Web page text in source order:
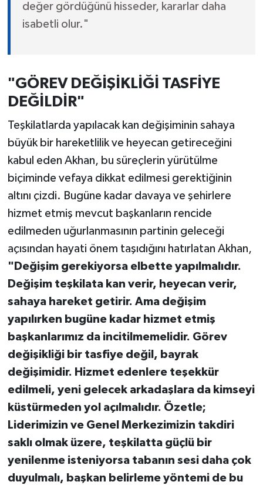
değer gördüğünü hisseder, kararlar daha
isabetli olur."
"GÖREV DEĞİŞİKLİĞİ TASFİYE
DEĞİLDİR"
Teşkilatlarda yapılacak kan değişiminin sahaya
büyük bir hareketlilik ve heyecan getireceğini
kabul eden Akhan, bu süreçlerin yürütülme
biçiminde vefaya dikkat edilmesi gerektiğinin
altını çizdi. Bugüne kadar davaya ve şehirlere
hizmet etmiş mevcut başkanların rencide
edilmeden uğurlanmasının partinin geleceği
açısından hayati önem taşıdığını hatırlatan Akhan,
"Değişim gerekiyorsa elbette yapılmalıdır.
Değişim teşkilata kan verir, heyecan verir,
sahaya hareket getirir. Ama değişim
yapılırken bugüne kadar hizmet etmiş
başkanlarımız da incitilmemelidir. Görev
değişikliği bir tasfiye değil, bayrak
değişimidir. Hizmet edenlere teşekkür
edilmeli, yeni gelecek arkadaşlara da kimseyi
küstürmeden yol açılmalıdır. Özetle;
Liderimizin ve Genel Merkezimizin takdiri
saklı olmak üzere, teşkilatta güçlü bir
yenilenme isteniyorsa tabanın sesi daha çok
duyulmalı, başkan belirleme yöntemi de bu